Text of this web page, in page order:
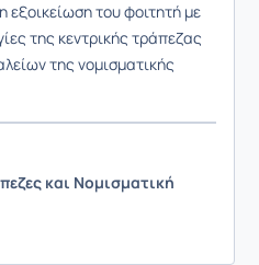
η εξοικείωση του φοιτητή με
της κεντρικής τράπεζας
της νομισματικής
και Νομισματική